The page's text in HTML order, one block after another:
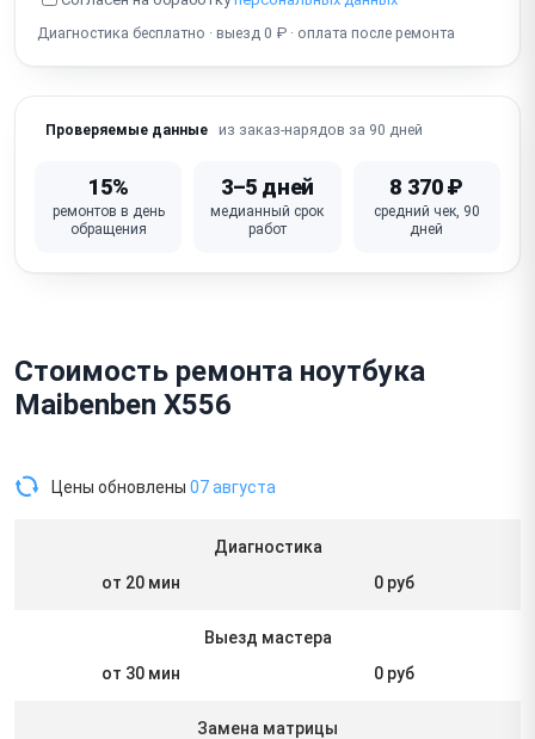
Разбит экран
Диагностика бесплатно · выезд 0 ₽ · оплата после ремонта
Проверяемые данные из заказ-нарядов за 90 дней
15%
ремонтов в день
обращения
3–5 дней
медианный срок
работ
8 370 ₽
средний чек, 90
дней
Стоимость ремонта ноутбука
Maibenben X556
Цены обновлены 07 августа
Диагностика
от 20 мин
0 руб
Выезд мастера
от 30 мин
0 руб
Замена матрицы